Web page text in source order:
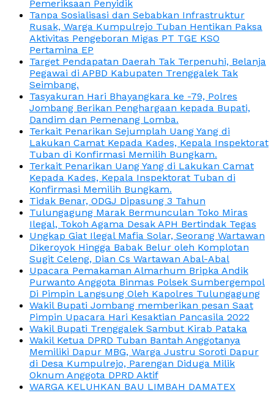
Pemeriksaan Penyidik
Tanpa Sosialisasi dan Sebabkan Infrastruktur
Rusak, Warga Kumpulrejo Tuban Hentikan Paksa
Aktivitas Pengeboran Migas PT TGE KSO
Pertamina EP
Target Pendapatan Daerah Tak Terpenuhi, Belanja
Pegawai di APBD Kabupaten Trenggalek Tak
Seimbang.
Tasyakuran Hari Bhayangkara ke -79, Polres
Jombang Berikan Penghargaan kepada Bupati,
Dandim dan Pemenang Lomba.
Terkait Penarikan Sejumplah Uang Yang di
Lakukan Camat Kepada Kades, Kepala Inspektorat
Tuban di Konfirmasi Memilih Bungkam.
Terkait Penarikan Uang Yang di Lakukan Camat
Kepada Kades, Kepala Inspektorat Tuban di
Konfirmasi Memilih Bungkam.
Tidak Benar, ODGJ Dipasung 3 Tahun
Tulungagung Marak Bermunculan Toko Miras
Ilegal, Tokoh Agama Desak APH Bertindak Tegas
Ungkap Giat Ilegal Mafia Solar, Seorang Wartawan
Dikeroyok Hingga Babak Belur oleh Komplotan
Sugit Celeng, Dian Cs Wartawan Abal-Abal
Upacara Pemakaman Almarhum Bripka Andik
Purwanto Anggota Binmas Polsek Sumbergempol
Di Pimpin Langsung Oleh Kapolres Tulungagung
Wakil Bupati Jombang memberikan pesan Saat
Pimpin Upacara Hari Kesaktian Pancasila 2022
Wakil Bupati Trenggalek Sambut Kirab Pataka
Wakil Ketua DPRD Tuban Bantah Anggotanya
Memiliki Dapur MBG, Warga Justru Soroti Dapur
di Desa Kumpulrejo, Parengan Diduga Milik
Oknum Anggota DPRD Aktif
WARGA KELUHKAN BAU LIMBAH DAMATEX